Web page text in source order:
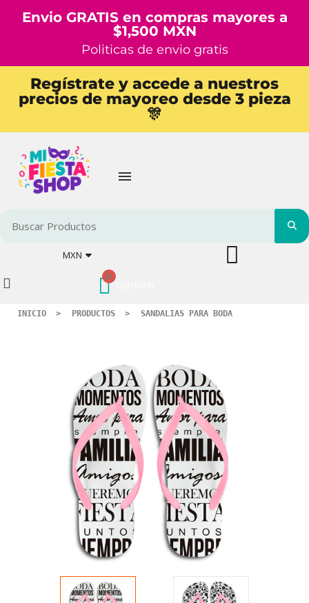
Envio GRATIS en compras mayores a
$1,500 MXN
Politicas de envio gratis
Regístrate y accede a nuestros
precios de mayoreo desde 3 pieza
🎊
MXN
INICIO PRODUCTOS SANDALIAS PARA BODA